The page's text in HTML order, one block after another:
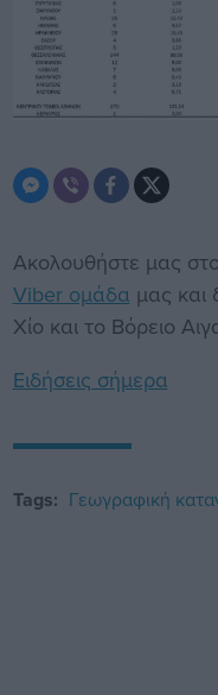
Ακολουθήστε μας στο
Viber ομάδα μας και
Χίο και το Βόρειο
Ειδήσεις σήμερα
Tags: Γεωγραφική